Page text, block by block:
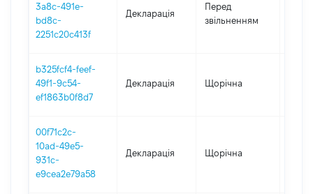
3a8c-491e-
bd8c-
2251c20c413f
Декларація
Перед
звільненням
b325fcf4-feef-
49f1-9c54-
ef1863b0f8d7
Декларація Щорічна
00f71c2c-
10ad-49e5-
931c-
e9cea2e79a58
Декларація Щорічна